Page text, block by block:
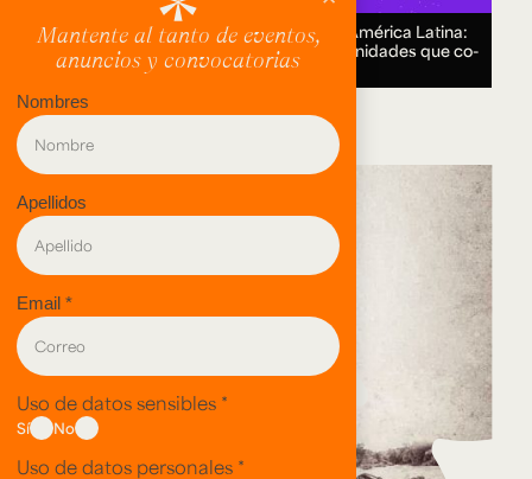
Encuentro Humanidades Digitales en América Latina:
genealogías, conocimiento abierto y comunidades que co-
crean.18 AUG 2026.
evento